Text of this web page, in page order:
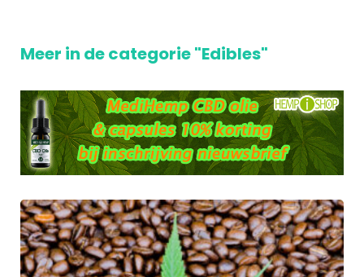
Meer in de categorie "Edibles"